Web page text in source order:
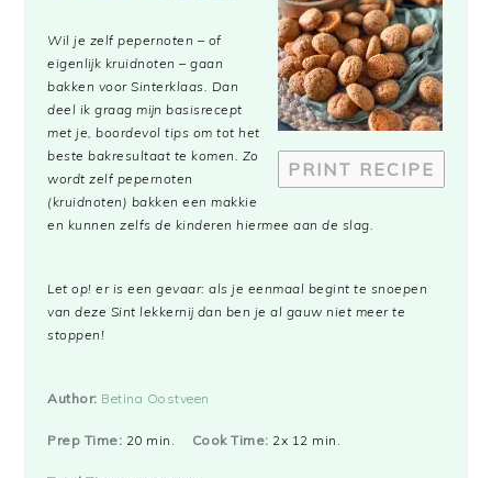
PRINT RECIPE
Wil je zelf pepernoten – of
eigenlijk kruidnoten – gaan
bakken voor Sinterklaas. Dan
deel ik graag mijn basisrecept
met je, boordevol tips om tot het
beste bakresultaat te komen. Zo
wordt zelf pepernoten
(kruidnoten) bakken een makkie
en kunnen zelfs de kinderen hiermee aan de slag.
Let op! er is een gevaar: als je eenmaal begint te snoepen
van deze Sint lekkernij dan ben je al gauw niet meer te
stoppen!
Author: Betina Oostveen
Prep Time: 20 min. Cook Time: 2x 12 min.